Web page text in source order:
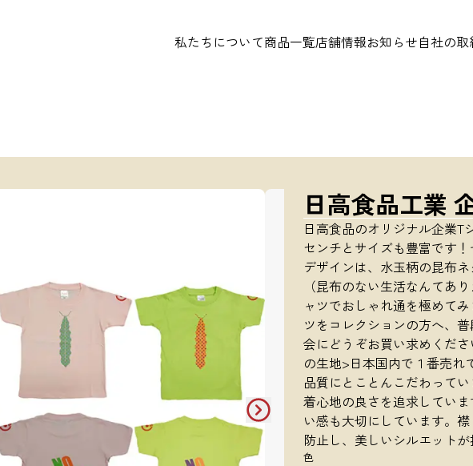
私たちについて商品一覧店舗情報お知らせ自社の取
日高食品工業
日高食品のオリジナル企業T
センチとサイズも豊富です
デザインは、水玉柄の昆布ネ
（昆布のない生活なんてあ
ャツでおしゃれ通を極めて
ツをコレクションの方へ、
会にどうぞお買い求めくださ
の生地>日本国内で１番売れ
品質にとことんこだわって
着心地の良さを追求してい
い感も大切にしています。
防止し、美しいシルエットが
色